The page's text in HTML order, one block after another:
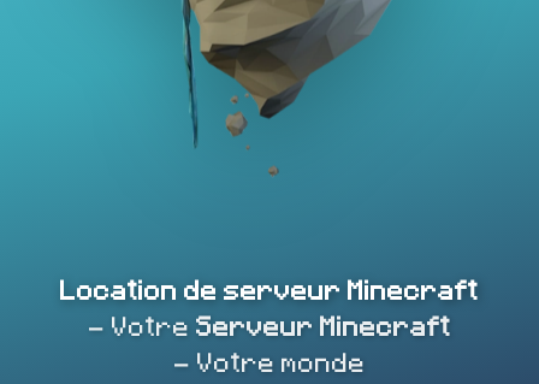
Location de serveur Minecraft
- Votre Serveur Minecraft
- Votre monde